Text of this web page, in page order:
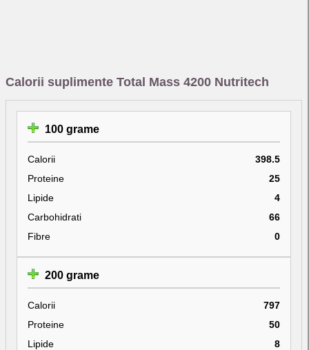
Calorii suplimente Total Mass 4200 Nutritech
100 grame
Calorii
398.5
Proteine
25
Lipide
4
Carbohidrati
66
Fibre
0
200 grame
Calorii
797
Proteine
50
Lipide
8